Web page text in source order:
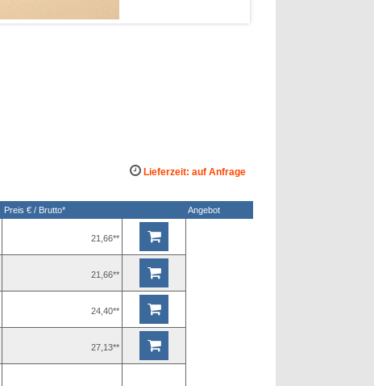
Lieferzeit: auf Anfrage
Preis € / Brutto* Angebot
21,66**
21,66**
24,40**
27,13**